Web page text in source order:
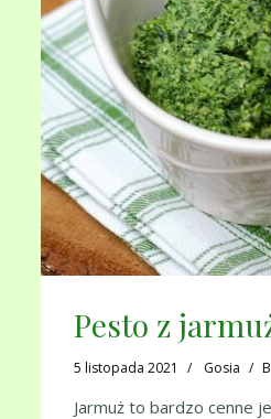
Pesto z
5 listopada 2021 Gosia
Jarmuż to bardzo cenne